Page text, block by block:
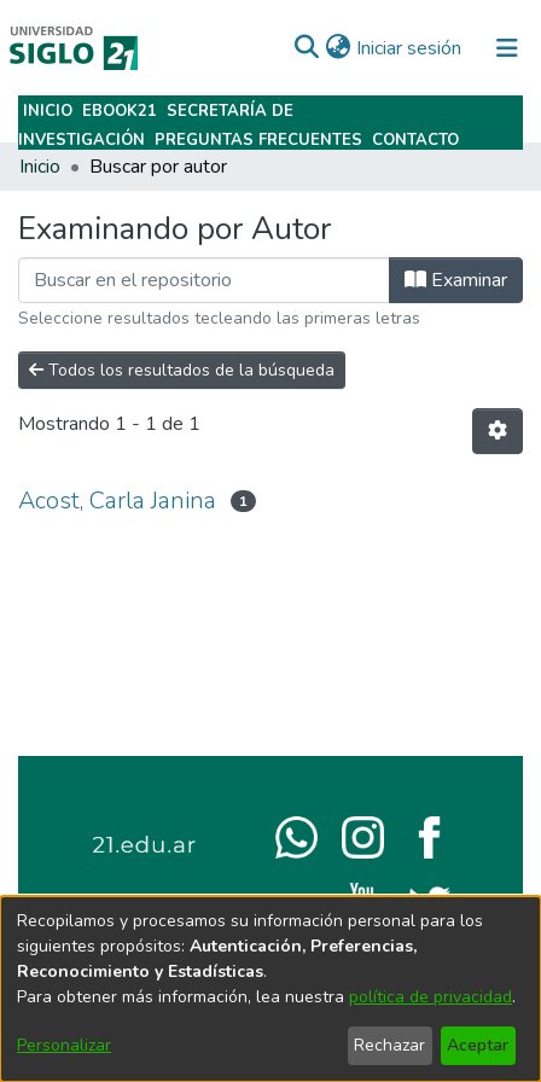
Iniciar sesión (current)
Subir
INICIO EBOOK21 SECRETARÍA DE
INVESTIGACIÓN PREGUNTAS FRECUENTES CONTACTO
Inicio Buscar por autor
Examinando por Autor
Examinar
Seleccione resultados tecleando las primeras letras
Todos los resultados de la búsqueda
Mostrando 1 - 1 de 1
Acost, Carla Janina 1
Recopilamos y procesamos su información personal para los
siguientes propósitos: Autenticación, Preferencias,
Reconocimiento y Estadísticas.
Para obtener más información, lea nuestra política de privacidad.
Personalizar Rechazar Aceptar